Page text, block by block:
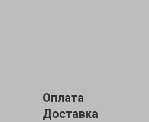
Оплата
Доставка